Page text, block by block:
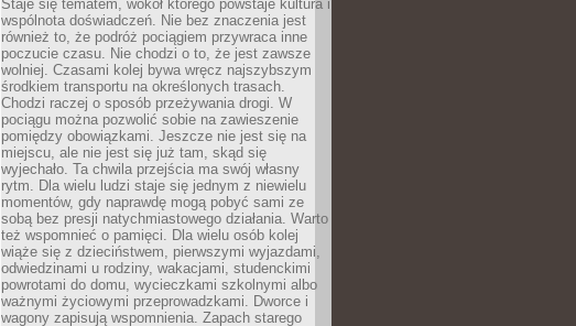
Staje się tematem, wokół którego powstaje kultura i
wspólnota doświadczeń. Nie bez znaczenia jest
również to, że podróż pociągiem przywraca inne
poczucie czasu. Nie chodzi o to, że jest zawsze
wolniej. Czasami kolej bywa wręcz najszybszym
środkiem transportu na określonych trasach.
Chodzi raczej o sposób przeżywania drogi. W
pociągu można pozwolić sobie na zawieszenie
pomiędzy obowiązkami. Jeszcze nie jest się na
miejscu, ale nie jest się już tam, skąd się
wyjechało. Ta chwila przejścia ma swój własny
rytm. Dla wielu ludzi staje się jednym z niewielu
momentów, gdy naprawdę mogą pobyć sami ze
sobą bez presji natychmiastowego działania. Warto
też wspomnieć o pamięci. Dla wielu osób kolej
wiąże się z dzieciństwem, pierwszymi wyjazdami,
odwiedzinami u rodziny, wakacjami, studenckimi
powrotami do domu, wycieczkami szkolnymi albo
ważnymi życiowymi przeprowadzkami. Dworce i
wagony zapisują wspomnienia. Zapach starego